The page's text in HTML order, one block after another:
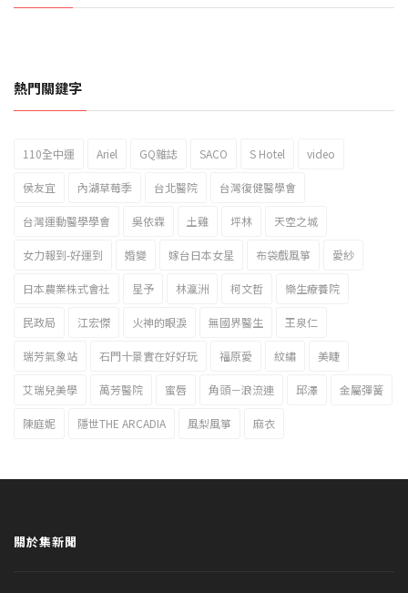
2023新北市北海岸國際風箏節「風在石起」霸氣回歸
熱門關鍵字
110全中運 Ariel GQ雜誌 SACO S Hotel video
侯友宜 內湖草莓季 台北醫院 台灣復健醫學會
台灣運動醫學學會 吳依霖 土雞 坪林 天空之城
女力報到-好運到 婚變 嫁台日本女星 布袋戲風箏 愛紗
日本農業株式會社 星予 林瀛洲 柯文哲 樂生療養院
民政局 江宏傑 火神的眼淚 無國界醫生 王泉仁
瑞芳氣象站 石門十景實在好好玩 福原愛 紋繡 美睫
艾瑞兒美學 萬芳醫院 蜜唇 角頭－浪流連 邱澤 金屬彈簧
陳庭妮 隱世THE ARCADIA 風梨風箏 麻衣
關於集新聞